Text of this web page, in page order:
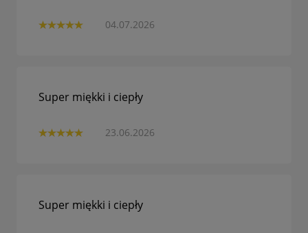
04.07.2026
23.06.2026
Super miękki i ciepły
Super miękki i ciepły